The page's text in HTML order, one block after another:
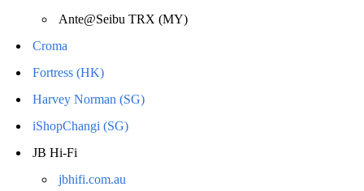
Ante@Seibu TRX (MY)
Croma
Fortress (HK)
Harvey Norman (SG)
iShopChangi (SG)
JB Hi-Fi
jbhifi.com.au